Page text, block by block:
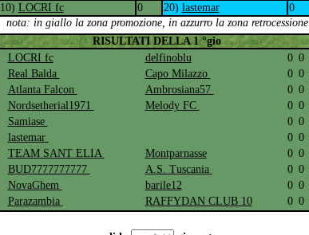
10) LOCRI fc 0 20) lastemar
0
nota: in giallo la zona promozione, in azzurro la zona retrocessione
RISULTATI DELLA 1 °gio
LOCRI fc
delfinoblu 0 0
Real Balda
Capo Milazzo 0 0
Atlanta Falcon
Ambrosiana57 0 0
Nordsetherial1971
Melody FC 0 0
Samiase
0 0
lastemar
0 0
TEAM SANT ELIA
Montparnasse 0 0
BUD7777777777
A.S. Tuscania 0 0
NovaGhem
barile12 0 0
Parazambia
RAFFYDAN CLUB 10 0 0